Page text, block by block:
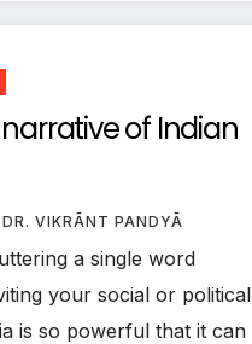
of Indian
DR. VIKRĀNT PANDYĀ
a single word
your social or political
is so powerful that it can